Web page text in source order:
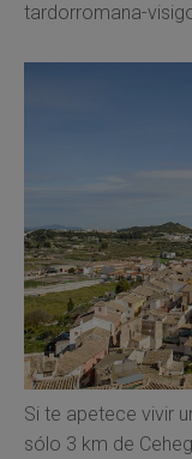
tardorromana-
Si te apetece vivir
sólo 3 km de